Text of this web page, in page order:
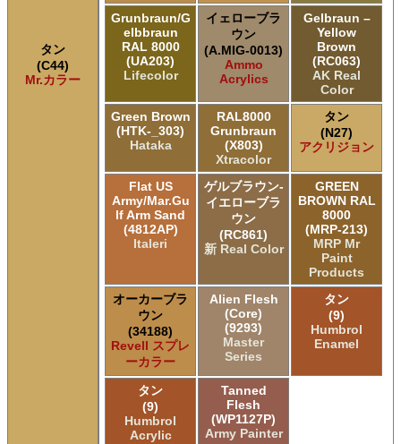
タン
(C44)
Mr.カラー
Grunbraun/G
elbbraun
RAL 8000
(UA203)
Lifecolor
イェローブラ
ウン
(A.MIG-0013)
Ammo
Acrylics
Gelbraun –
Yellow
Brown
(RC063)
AK Real
Color
Green Brown
(HTK-_303)
Hataka
RAL8000
Grunbraun
(X803)
Xtracolor
タン
(N27)
アクリジョン
Flat US
Army/Mar.Gu
lf Arm Sand
(4812AP)
Italeri
ゲルブラウン-
イエローブラ
ウン
(RC861)
新 Real Color
GREEN
BROWN RAL
8000
(MRP-213)
MRP Mr
Paint
Products
オーカーブラ
ウン
(34188)
Revell スプレ
ーカラー
Alien Flesh
(Core)
(9293)
Master
Series
タン
(9)
Humbrol
Enamel
タン
(9)
Humbrol
Acrylic
Tanned
Flesh
(WP1127P)
Army Painter